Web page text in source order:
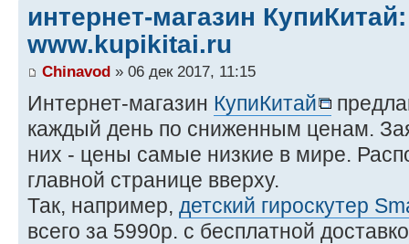
интернет-магазин
www.kupikitai.ru
Chinavod » 06 дек 2017, 11:15
Интернет-магазин КупиКитай
каждый день по сниженным ценам.
них - цены самые низкие в мире.
главной странице вверху.
Так, например, детский гироскутер
всего за 5990р. с бесплатной